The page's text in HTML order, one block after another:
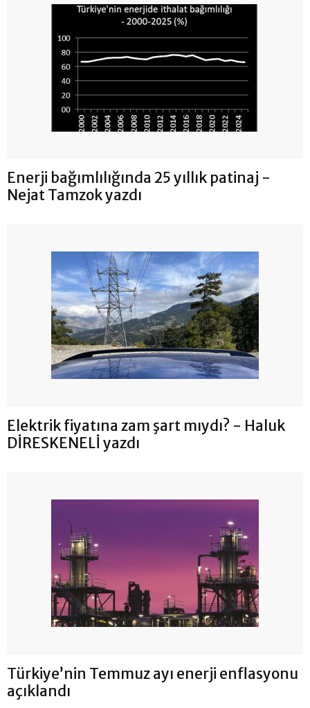
Enerji bağımlılığında 25 yıllık patinaj -
Nejat Tamzok yazdı
Elektrik fiyatına zam şart mıydı? - Haluk
DİRESKENELİ yazdı
Türkiye’nin Temmuz ayı enerji enflasyonu
açıklandı